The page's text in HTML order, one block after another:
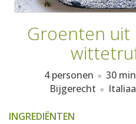
Groenten
4 personen 30 min
Bijgerecht
INGREDIËNTEN